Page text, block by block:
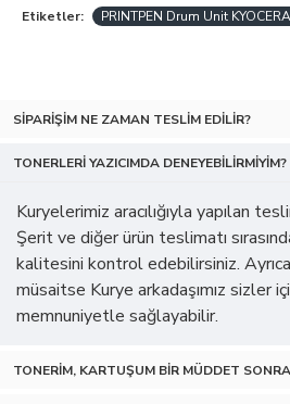
Etiketler: PRINTPEN Drum Unit
SIPARIŞIM NE ZAMAN TESLIM EDILIR?
TONERLERI YAZICIMDA DENEYEBILIRMIYIM?
Kuryelerimiz aracılığıyla yapılan
Şerit ve diğer ürün teslimatı
kalitesini kontrol edebilirsiniz.
müsaitse Kurye arkadaşımız sizler
memnuniyetle sağlayabilir.
TONERIM, KARTUŞUM BIR MÜDDET